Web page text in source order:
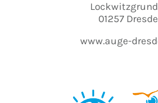
01257
www.auge-